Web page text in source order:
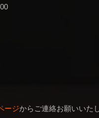
ージからご連絡お願いいた